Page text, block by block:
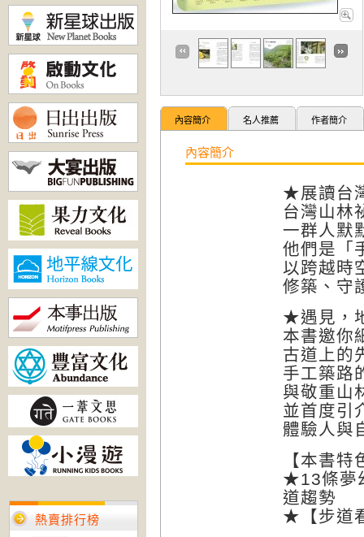
熱賣排行榜
內容簡介 名人推薦 作者簡介
內容簡介
★展讀台
台灣山林
一群人默
他們是「
以跨越時
修築、守
★遇見，
本書邀你
古道上的
手工築路
與敬重山
並首度引
體驗人與
【本書特
★13條夢
道趨勢
★【步道